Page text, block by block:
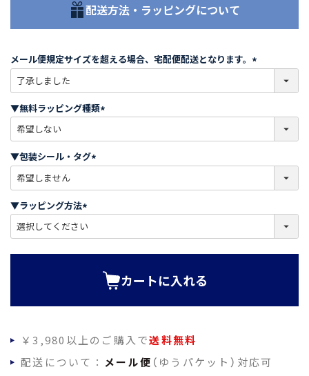
配送方法・ラッピングについて
メール便規定サイズを超える場合、宅配便配送となります。
必
)
▼無料ラッピング種類
必
)
▼包装シール・タグ
必
)
▼ラッピング方法
必
カートに入れる
￥3,980以上のご購入で送料無料
配送について： メール便 （ゆうパケット）対応可